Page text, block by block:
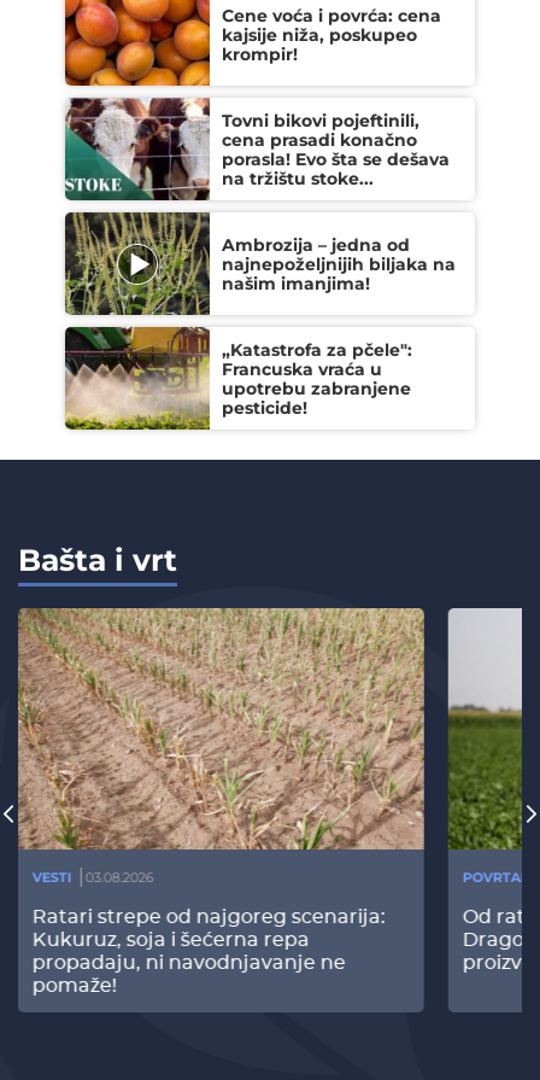
Cene voća i povrća: cena
kajsije niža, poskupeo
krompir!
Tovni bikovi pojeftinili,
cena prasadi konačno
porasla! Evo šta se dešava
na tržištu stoke...
Ambrozija – jedna od
najnepoželjnijih biljaka na
našim imanjima!
„Katastrofa za pčele":
Francuska vraća u
upotrebu zabranjene
pesticide!
Bašta i vrt
VESTI 03.08.2026
Ratari strepe od najgoreg scenarija:
Kukuruz, soja i šećerna repa
propadaju, ni navodnjavanje ne
pomaže!
Od